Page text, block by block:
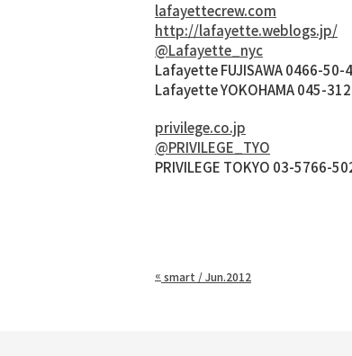
lafayettecrew.com
http://lafayette.weblogs.jp/
@Lafayette_nyc
Lafayette FUJISAWA 0466-50-
Lafayette YOKOHAMA 045-
privilege.co.jp
@PRIVILEGE_TYO
PRIVILEGE TOKYO 03-5766-
« smart / Jun.2012